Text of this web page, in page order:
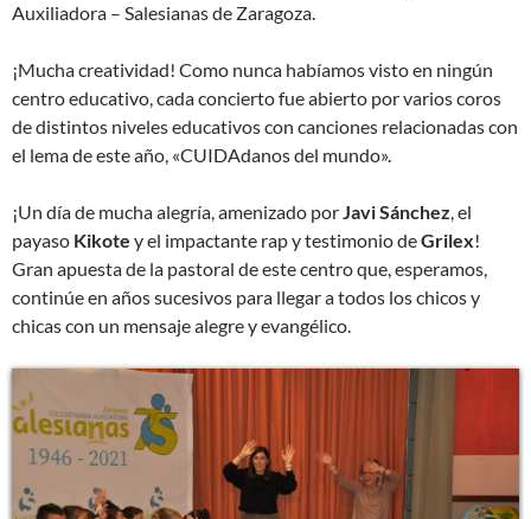
Auxiliadora – Salesianas de Zaragoza.
¡Mucha creatividad! Como nunca habíamos visto en ningún
centro educativo, cada concierto fue abierto por varios coros
de distintos niveles educativos con canciones relacionadas con
el lema de este año, «CUIDAdanos del mundo».
¡Un día de mucha alegría, amenizado porJavi Sánchez, el
payaso Kikote y el impactante rap y testimonio deGrilex!
Gran apuesta de la pastoral de este centro que, esperamos,
continúe en años sucesivos para llegar a todos los chicos y
chicas con un mensaje alegre y evangélico.